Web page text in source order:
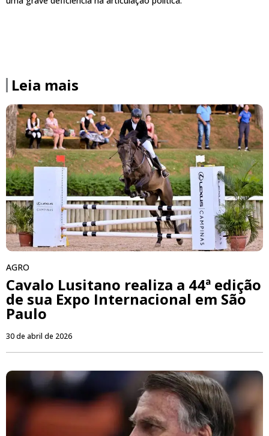
Leia mais
AGRO
Cavalo Lusitano realiza a 44ª edição
de sua Expo Internacional em São
Paulo
30 de abril de 2026